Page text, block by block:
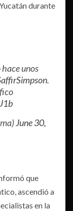
durante
unos
.
June 30,
que
ascendió a
en la